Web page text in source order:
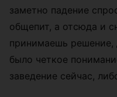
заметно падение
общепит, а отсюда и
принимаешь решение,
было четкое
заведение сейчас,